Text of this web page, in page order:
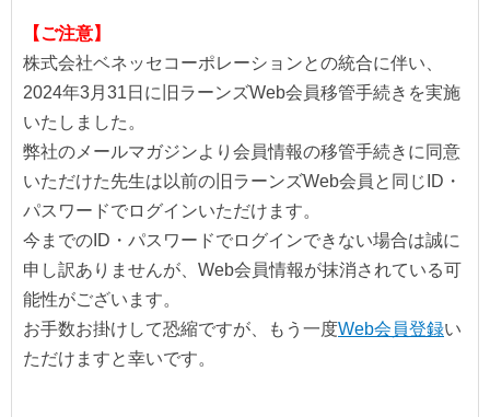
【ご注意】
株式会社ベネッセコーポレーションとの統合に伴い、
2024年3月31日に旧ラーンズWeb会員移管手続きを実施
いたしました。
弊社のメールマガジンより会員情報の移管手続きに同意
いただけた先生は以前の旧ラーンズWeb会員と同じID・
パスワードでログインいただけます。
今までのID・パスワードでログインできない場合は誠に
申し訳ありませんが、Web会員情報が抹消されている可
能性がございます。
お手数お掛けして恐縮ですが、もう一度Web会員登録い
ただけますと幸いです。